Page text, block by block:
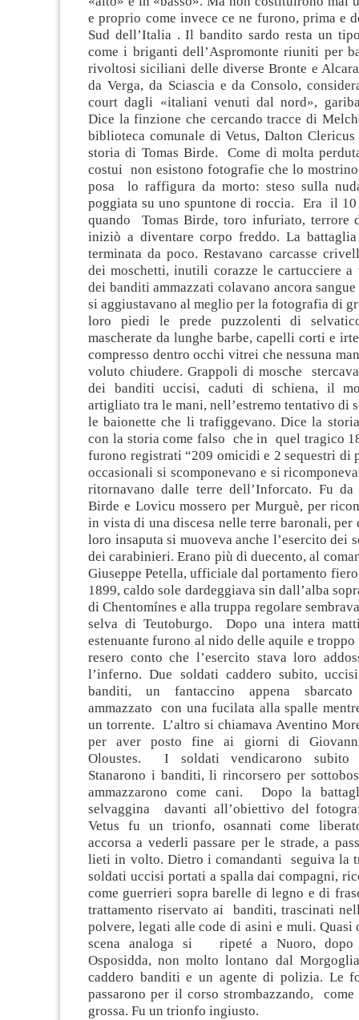
e proprio come invece ce ne furono, prima e
Sud dell’Italia . Il bandito sardo resta un
come i briganti dell’Aspromonte riuniti per
rivoltosi siciliani delle diverse Bronte e
da Verga, da Sciascia e da Consolo,
court dagli «italiani venuti dal nord»,
Dice la finzione che cercando tracce di
biblioteca comunale di Vetus, Dalton
storia di Tomas Birde. Come di molta
costui non esistono fotografie che lo
posa lo raffigura da morto: steso sulla
poggiata su uno spuntone di roccia. Era il
quando Tomas Birde, toro infuriato, terrore
iniziò a diventare corpo freddo. La
terminata da poco. Restavano carcasse
dei moschetti, inutili corazze le cartucciere
dei banditi ammazzati colavano ancora
si aggiustavano al meglio per la fotografia di
loro piedi le prede puzzolenti di
mascherate da lunghe barbe, capelli corti e
compresso dentro occhi vitrei che nessuna
voluto chiudere. Grappoli di mosche
dei banditi uccisi, caduti di schiena, il
artigliato tra le mani, nell’estremo tentativo di
le baionette che li trafiggevano. Dice la
con la storia come falso che in quel tragico
furono registrati “209 omicidi e 2 sequestri di
occasionali si scomponevano e si
ritornavano dalle terre dell’Inforcato. Fu da
Birde e Lovicu mossero per Murguè, per
in vista di una discesa nelle terre baronali, per
loro insaputa si muoveva anche l’esercito dei
dei carabinieri. Erano più di duecento, al
Giuseppe Petella, ufficiale dal portamento
1899, caldo sole dardeggiava sin dall’alba
di Chentomínes e alla truppa regolare
selva di Teutoburgo. Dopo una intera
estenuante furono al nido delle aquile e
resero conto che l’esercito stava loro
l’inferno. Due soldati caddero subito,
banditi, un fantaccino appena
ammazzato con una fucilata alla spalle
un torrente. L’altro si chiamava Aventino
per aver posto fine ai giorni di
Oloustes. I soldati vendicarono subito
Stanarono i banditi, li rincorsero per
ammazzarono come cani. Dopo la
selvaggina davanti all’obiettivo del
Vetus fu un trionfo, osannati come
accorsa a vederli passare per le strade, a
lieti in volto. Dietro i comandanti seguiva la
soldati uccisi portati a spalla dai compagni,
come guerrieri sopra barelle di legno e di
trattamento riservato ai banditi, trascinati
polvere, legati alle code di asini e muli. Quasi
scena analoga si ripeté a Nuoro,
Osposidda, non molto lontano dal
caddero banditi e un agente di polizia. Le
passarono per il corso strombazzando,
grossa. Fu un trionfo ingiusto.